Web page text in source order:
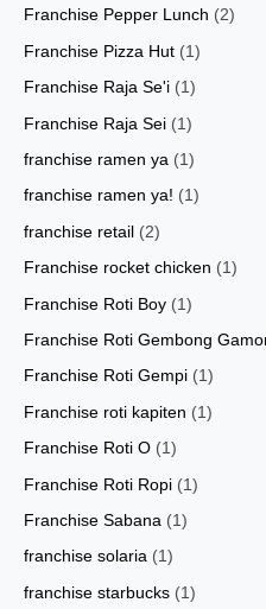
Franchise Pepper Lunch (2)
Franchise Pizza Hut (1)
Franchise Raja Se'i (1)
Franchise Raja Sei (1)
franchise ramen ya (1)
franchise ramen ya! (1)
franchise retail (2)
Franchise rocket chicken (1)
Franchise Roti Boy (1)
Franchise Roti Gembong
Franchise Roti Gempi (1)
Franchise roti kapiten (1)
Franchise Roti O (1)
Franchise Roti Ropi (1)
Franchise Sabana (1)
franchise solaria (1)
franchise starbucks (1)